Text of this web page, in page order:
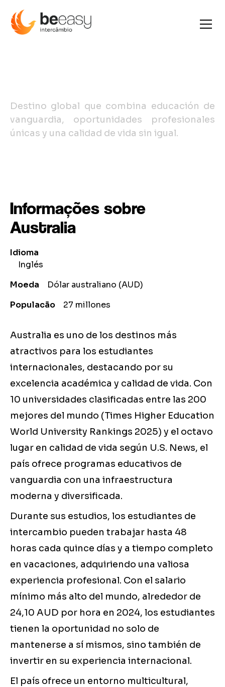
Destino global que combina educación de
vanguardia, oportunidades profesionales
únicas y una calidad de vida sin igual.
Informações sobre
Australia
Idioma
Inglés
Moeda
Dólar australiano (AUD)
Populacão
27 millones
Australia es uno de los destinos más
atractivos para los estudiantes
internacionales, destacando por su
excelencia académica y calidad de vida. Con
10 universidades clasificadas entre las 200
mejores del mundo (Times Higher Education
World University Rankings 2025) y el octavo
lugar en calidad de vida según U.S. News, el
país ofrece programas educativos de
vanguardia con una infraestructura
moderna y diversificada.
Durante sus estudios, los estudiantes de
intercambio pueden trabajar hasta 48
horas cada quince días y a tiempo completo
en vacaciones, adquiriendo una valiosa
experiencia profesional. Con el salario
mínimo más alto del mundo, alrededor de
24,10 AUD por hora en 2024, los estudiantes
tienen la oportunidad no solo de
mantenerse a sí mismos, sino también de
invertir en su experiencia internacional.
El país ofrece un entorno multicultural,